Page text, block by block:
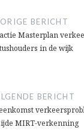
BERICHT
Masterplan
in de wijk
BERICHT
MIRT-verkenning